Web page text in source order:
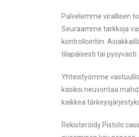
Palvelemme virallisen
Seuraamme tarkkoja
kontrollointiin.
tilapäisesti tai pysyvästi.
Yhteistyömme
käsiksi neuvontaa
kaikkea
Rekisteröidy Pistolo